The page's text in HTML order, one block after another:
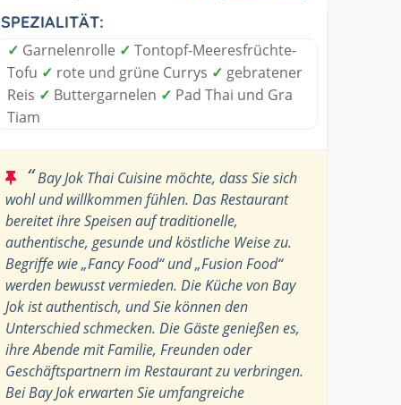
SPEZIALITÄT:
✓ Garnelenrolle ✓ Tontopf-Meeresfrüchte-
Tofu ✓ rote und grüne Currys ✓ gebratener
Reis ✓ Buttergarnelen ✓ Pad Thai und Gra
Tiam
“Bay Jok Thai Cuisine möchte, dass Sie sich
wohl und willkommen fühlen. Das Restaurant
bereitet ihre Speisen auf traditionelle,
authentische, gesunde und köstliche Weise zu.
Begriffe wie „Fancy Food“ und „Fusion Food“
werden bewusst vermieden. Die Küche von Bay
Jok ist authentisch, und Sie können den
Unterschied schmecken. Die Gäste genießen es,
ihre Abende mit Familie, Freunden oder
Geschäftspartnern im Restaurant zu verbringen.
Bei Bay Jok erwarten Sie umfangreiche